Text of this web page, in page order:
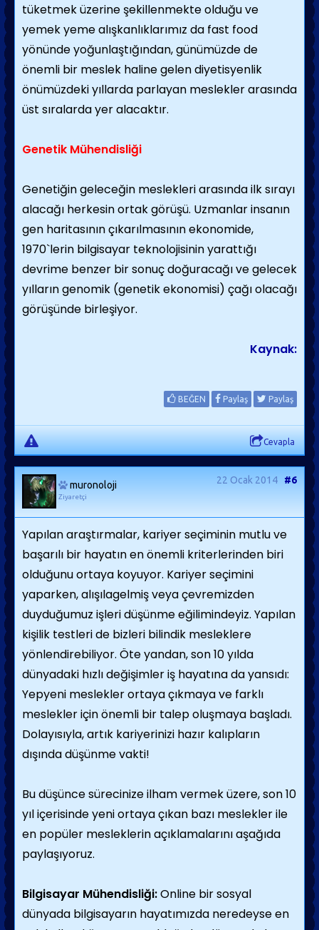
tüketmek üzerine şekillenmekte olduğu ve
yemek yeme alışkanlıklarımız da fast food
yönünde yoğunlaştığından, günümüzde de
önemli bir meslek haline gelen diyetisyenlik
önümüzdeki yıllarda parlayan meslekler arasında
üst sıralarda yer alacaktır.
Genetik Mühendisliği
Genetiğin geleceğin meslekleri arasında ilk sırayı
alacağı herkesin ortak görüşü. Uzmanlar insanın
gen haritasının çıkarılmasının ekonomide,
1970`lerin bilgisayar teknolojisinin yarattığı
devrime benzer bir sonuç doğuracağı ve gelecek
yılların genomik (genetik ekonomisi) çağı olacağı
görüşünde birleşiyor.
Kaynak:
BEĞEN Paylaş Paylaş
Cevapla
muronoloji
Ziyaretçi
22 Ocak 2014 #6
Yapılan araştırmalar, kariyer seçiminin mutlu ve
başarılı bir hayatın en önemli kriterlerinden biri
olduğunu ortaya koyuyor. Kariyer seçimini
yaparken, alışılagelmiş veya çevremizden
duyduğumuz işleri düşünme eğilimindeyiz. Yapılan
kişilik testleri de bizleri bilindik mesleklere
yönlendirebiliyor. Öte yandan, son 10 yılda
dünyadaki hızlı değişimler iş hayatına da yansıdı:
Yepyeni meslekler ortaya çıkmaya ve farklı
meslekler için önemli bir talep oluşmaya başladı.
Dolayısıyla, artık kariyerinizi hazır kalıpların
dışında düşünme vakti!
Bu düşünce sürecinize ilham vermek üzere, son 10
yıl içerisinde yeni ortaya çıkan bazı meslekler ile
en popüler mesleklerin açıklamalarını aşağıda
paylaşıyoruz.
Bilgisayar Mühendisliği:Online bir sosyal
dünyada bilgisayarın hayatımızda neredeyse en